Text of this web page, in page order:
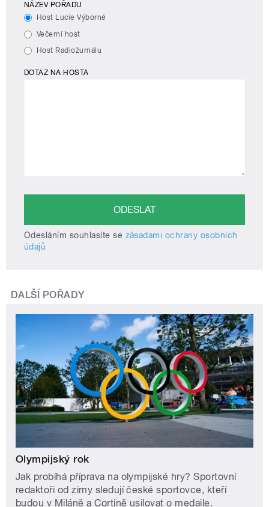
NÁZEV POŘADU
Host Lucie Výborné
Večerní host
Host Radiožurnálu
DOTAZ NA HOSTA
Odesláním souhlasíte se zásadami ochrany osobních
údajů
DALŠÍ POŘADY
Olympijský rok
Jak probíhá příprava na olympijské hry? Sportovní
redaktoři od zimy sledují české sportovce, kteří
budou v Miláně a Cortině usilovat o medaile.